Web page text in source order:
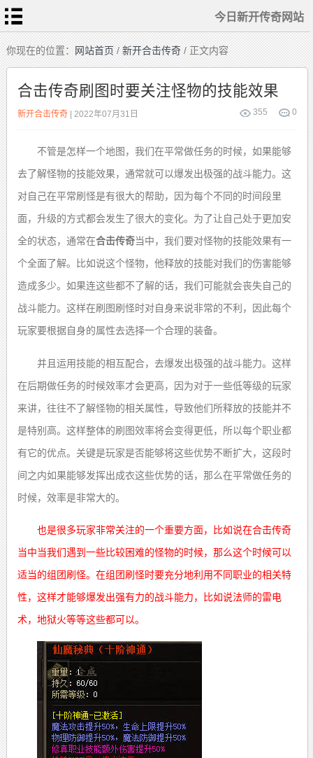
今日新开传奇网站
首
页
今
日
新
开
传
奇
网
站
热
血
传
奇
私
服
传
奇
sf
发
布
站
新
开
合
击
传
奇
你现在的位置：网站首页/新开合击传奇/ 正文内容
合击传奇刷图时要关注怪物的技能效果
355 0
新开合击传奇| 2022年07月31日
不管是怎样一个地图，我们在平常做任务的时候，如果能够
去了解怪物的技能效果，通常就可以爆发出极强的战斗能力。 这
对自己在平常刷怪是有很大的帮助，因为每个不同的时间段里
面 ， 升级的方式都会发生了很大的变化。 为了让自己处于更加安
全的状态，通常在合击传奇当中，我们要对怪物的技能效果有一
个全面了解。 比如说这个怪物，他释放的技能对我们的伤害能够
造成多少。 如果连这些都不了解的话，我们可能就会丧失自己的
战斗能力。 这样在刷图刷怪时对自身来说非常的不利，因此每个
玩家要根据自身的属性去选择一个合理的装备。
并且运用技能的相互配合，去爆发出极强的战斗能力。 这样
在后期做任务的时候效率才会更高，因为对于一些低等级的玩家
来讲，往往不了解怪物的相关属性，导致他们所释放的技能并不
是特别高。 这样整体的刷图效率将会变得更低，所以每个职业都
有它的优点。 关键是玩家是否能够将这些优势不断扩大，这段时
间之内如果能够发挥出成衣这些优势的话，那么在平常做任务的
时候，效率是非常大的。
也是很多玩家非常关注的一个重要方面，比如说在合击传奇
当中当我们遇到一些比较困难的怪物的时候，那么这个时候可以
适当的组团刷怪。在组团刷怪时要充分地利用不同职业的相关特
性，这样才能够爆发出强有力的战斗能力，比如说法师的雷电
术，地狱火等等这些都可以。